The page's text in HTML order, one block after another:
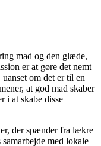
mad og den glæde,
er at gøre det nemt
om det er til en
at god mad skaber
i at skabe disse
der spænder fra lækre
med lokale